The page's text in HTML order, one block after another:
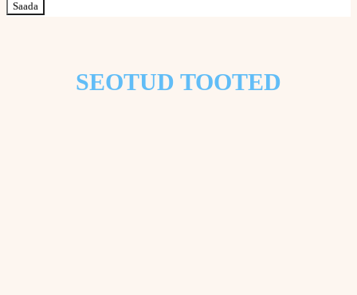
SEOTUD TOOTED